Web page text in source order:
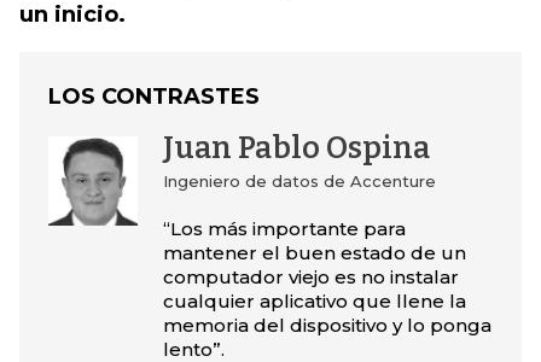
un inicio.
LOS CONTRASTES
Juan Pablo Ospina
Ingeniero de datos de Accenture
“Los más importante para
mantener el buen estado de un
computador viejo es no instalar
cualquier aplicativo que llene la
memoria del dispositivo y lo ponga
lento”.